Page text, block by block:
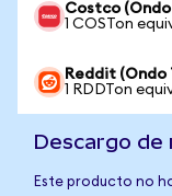
Costco
1 COSTon
Reddit (Ondo
1 RDDTon
Descargo de
Este producto no